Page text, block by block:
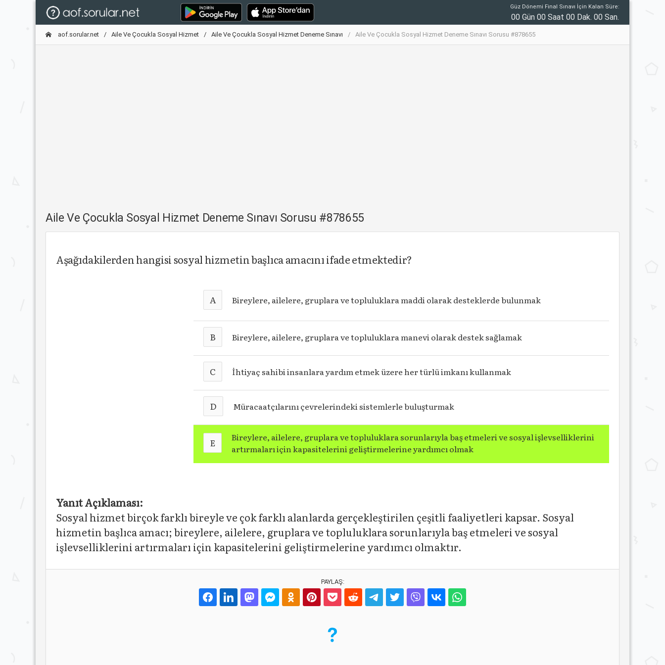
Güz Dönemi Final Sınavı İçin Kalan Süre:
00 Gün 00 Saat 00 Dak. 00 San.
aof.sorular.net Aile Ve Çocukla Sosyal Hizmet Aile Ve Çocukla Sosyal Hizmet Deneme Sınavı Aile Ve Çocukla Sosyal Hizmet Deneme Sınavı Sorusu #878655
Aile Ve Çocukla Sosyal Hizmet Deneme Sınavı Sorusu #878655
Aşağıdakilerden hangisi sosyal hizmetin başlıca amacını ifade etmektedir?
A Bireylere, ailelere, gruplara ve topluluklara maddi olarak desteklerde bulunmak
B Bireylere, ailelere, gruplara ve topluluklara manevi olarak destek sağlamak
C İhtiyaç sahibi insanlara yardım etmek üzere her türlü imkanı kullanmak
D Müracaatçılarını çevrelerindeki sistemlerle buluşturmak
E
Bireylere, ailelere, gruplara ve topluluklara sorunlarıyla baş etmeleri ve sosyal işlevselliklerini
artırmaları için kapasitelerini geliştirmelerine yardımcı olmak
Yanıt Açıklaması:
Sosyal hizmet birçok farklı bireyle ve çok farklı alanlarda gerçekleştirilen çeşitli faaliyetleri kapsar. Sosyal
hizmetin başlıca amacı; bireylere, ailelere, gruplara ve topluluklara sorunlarıyla baş etmeleri ve sosyal
işlevselliklerini artırmaları için kapasitelerini geliştirmelerine yardımcı olmaktır.
PAYLAŞ: